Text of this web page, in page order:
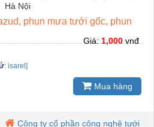
Hà Nội
phun mưa tưới gốc, phun
: isarel]
Giá:1,000vnđ
Mua hàng
Công ty cổ phần công nghệ tưới